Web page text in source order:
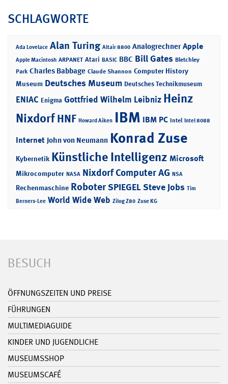
SCHLAGWORTE
Ada Lovelace Alan Turing Altair 8800 Analogrechner Apple
Apple Macintosh ARPANET Atari BASIC BBC Bill Gates Bletchley
Park Charles Babbage Claude Shannon Computer History
Museum Deutsches Museum Deutsches Technikmuseum
ENIAC Enigma Gottfried Wilhelm Leibniz Heinz
NixdorfHNF Howard Aiken IBM IBM PC Intel Intel 8088
Internet John von Neumann Konrad Zuse
Kybernetik Künstliche Intelligenz Microsoft
Mikrocomputer NASA Nixdorf Computer AG NSA
Rechenmaschine RoboterSPIEGELSteve Jobs Tim
Berners-Lee World Wide Web Zilog Z80 Zuse KG
BESUCH
ÖFFNUNGSZEITEN UND PREISE
FÜHRUNGEN
MULTIMEDIAGUIDE
KINDER UND JUGENDLICHE
MUSEUMSSHOP
MUSEUMSCAFÉ